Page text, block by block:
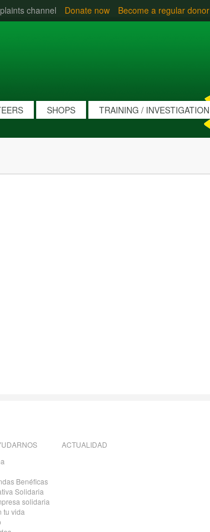
channel Donate now Become a regular donor
SHOPS TRAINING / INVESTIGATION
Benéficas
Solidaria
solidaria
tu vida
ACTUALIDAD